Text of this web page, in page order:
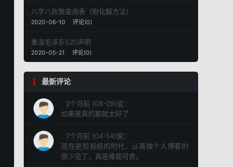
八字八败煞查询表（附化解方法）
2020-06-10 评论(0)
重温毛泽东520声明
2020-05-21 评论(0)
最新评论
2个月前 (08-29)说：
如果是真的那就太好了
7个月前 (04-14)说：
现在是短视频的时代，认真做个人博客的
很少见了，真是难能可贵。